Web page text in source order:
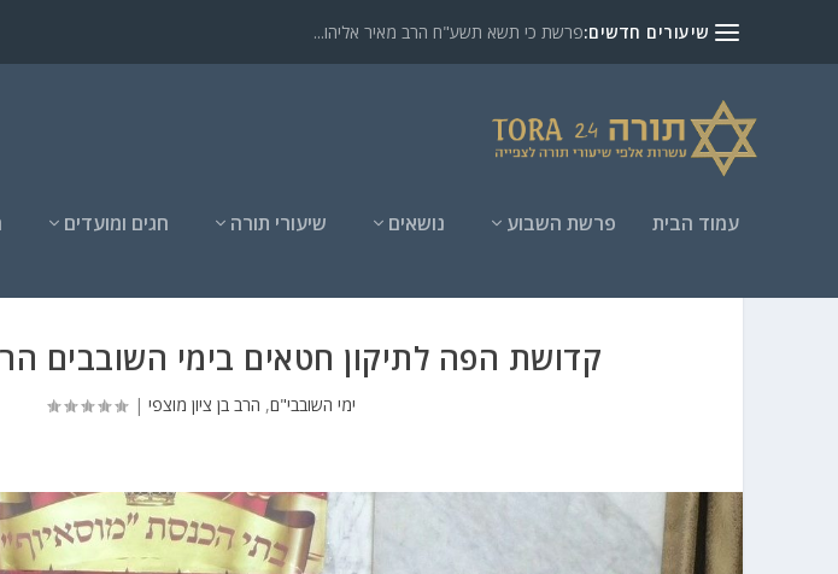
שיעורים חדשים:פרשת כי תשא תשע"ח הרב מאיר אליהו...
עמוד הבית פרשת השבוע נושאים שיעורי תורה חגים ומועדים
קדושת הפה לתיקון חטאים בימי השובבים
ימי השובבי"ם, הרב בן ציון מוצפי|